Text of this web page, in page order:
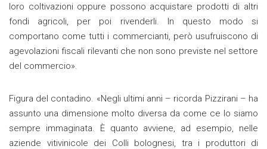
loro coltivazioni oppure possono acquistare prodotti di altri
fondi agricoli, per poi rivenderli. In questo modo si
comportano come tutti i commercianti, però usufruiscono di
agevolazioni fiscali rilevanti che non sono previste nel settore
del commercio».
Figura del contadino. «Negli ultimi anni – ricorda Pizzirani – ha
assunto una dimensione molto diversa da come ce lo siamo
sempre immaginata. È quanto avviene, ad esempio, nelle
aziende vitivinicole dei Colli bolognesi, tra i produttori di